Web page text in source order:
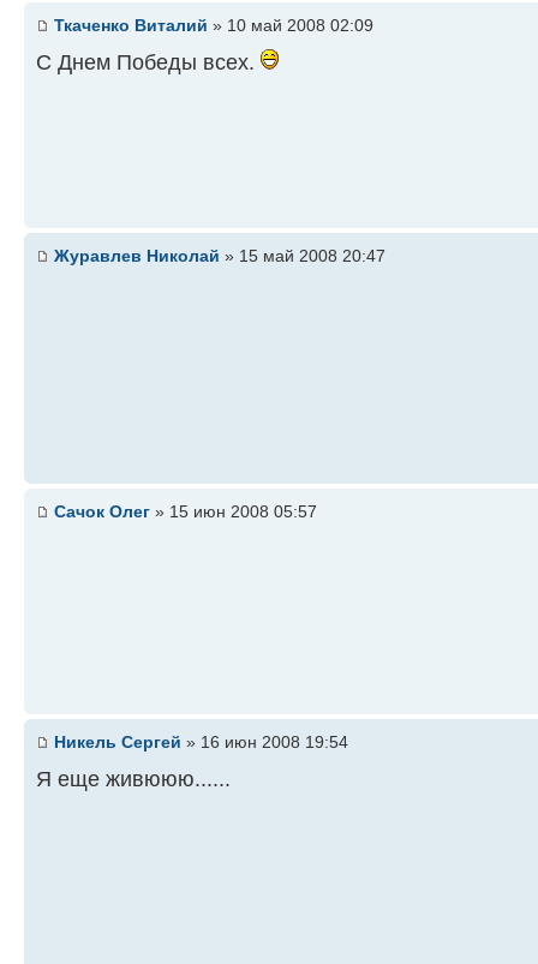
Ткаченко Виталий » 10 май 2008 02:09
С Днем Победы всех.
Журавлев Николай » 15 май 2008 20:47
Сачок Олег » 15 июн 2008 05:57
Никель Сергей » 16 июн 2008 19:54
Я еще живююю......